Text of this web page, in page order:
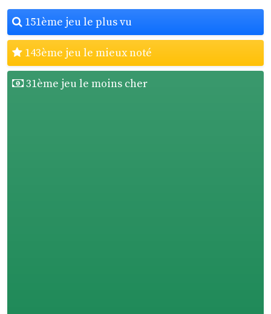
151ème jeu le plus vu
143ème jeu le mieux noté
31ème jeu le moins cher